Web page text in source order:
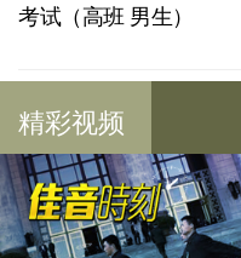
考试（高班 男生）
精彩视频